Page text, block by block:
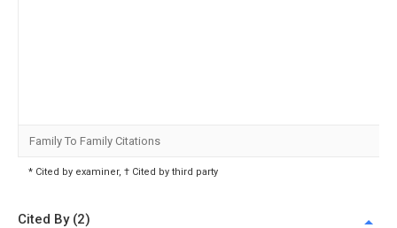
Family To Family Citations
* Cited by examiner, † Cited by third party
Cited By (2)